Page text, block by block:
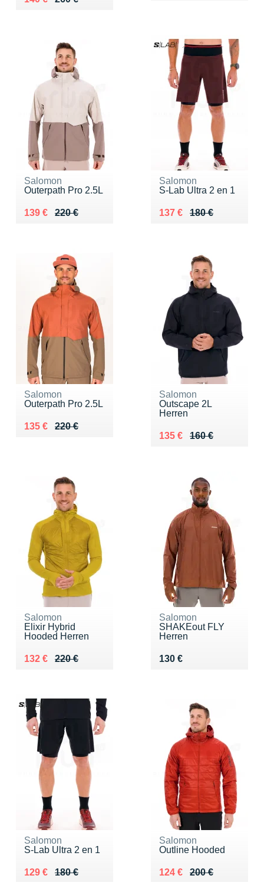
Salomon
Outerpath Pro 2.5L
220 €
Au lieu de 220 €
139 €
Vendu 139 €
Salomon
S-Lab Ultra 2 en 1
180 €
Au lieu de 180 €
137 €
Vendu 137 €
Salomon
Outerpath Pro 2.5L
220 €
Au lieu de 220 €
135 €
Vendu 135 €
Salomon
Outscape 2L
Herren
160 €
Au lieu de 160 €
135 €
Vendu 135 €
Salomon
Elixir Hybrid
Hooded Herren
220 €
Au lieu de 220 €
132 €
Vendu 132 €
Salomon
SHAKEout FLY
Herren
130 €
Vendu 130 €
Salomon
S-Lab Ultra 2 en 1
180 €
Au lieu de 180 €
129 €
Vendu 129 €
Salomon
Outline Hooded
200 €
Au lieu de 200 €
124 €
Vendu 124 €